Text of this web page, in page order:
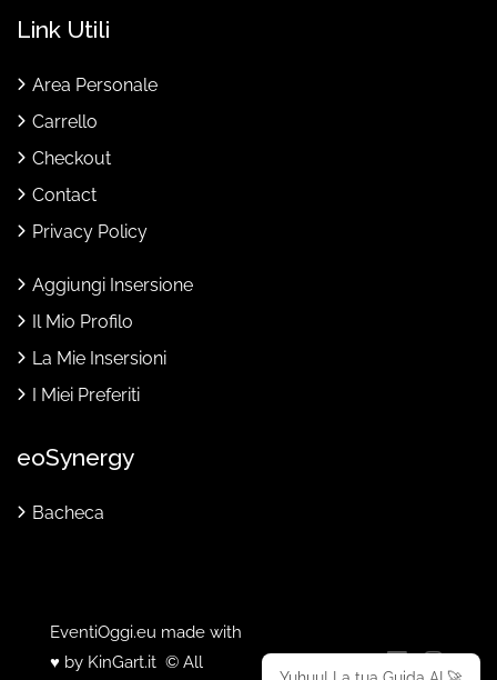
Link Utili
Area Personale
Carrello
Checkout
Contact
Privacy Policy
Aggiungi Insersione
Il Mio Profilo
La Mie Insersioni
I Miei Preferiti
eoSynergy
Bacheca
EventiOggi.eu made with
♥ by KinGart.it © All